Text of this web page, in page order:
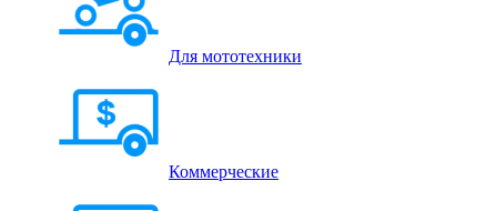
Для мототехники
Коммерческие